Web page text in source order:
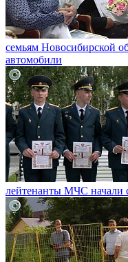
семьям Новосибирской
автомобили
лейтенанты МЧС начали